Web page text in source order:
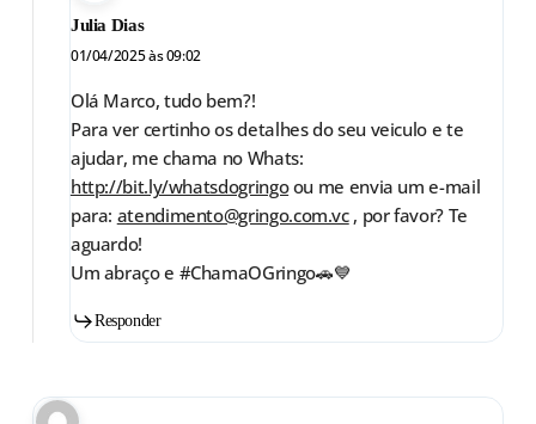
Julia Dias
01/04/2025 às 09:02
Olá Marco, tudo bem?!
Para ver certinho os detalhes do seu veiculo e te
ajudar, me chama no Whats:
http://bit.ly/whatsdogringoou me envia um e-mail
para: atendimento@gringo.com.vc, por favor? Te
aguardo!
Um abraço e #ChamaOGringo🚗💙
Responder